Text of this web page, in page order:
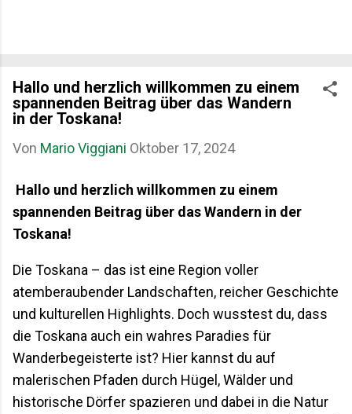
Hallo und herzlich willkommen zu einem
spannenden Beitrag über das Wandern
in der Toskana!
Von Mario Viggiani Oktober 17, 2024
Hallo und herzlich willkommen zu einem
spannenden Beitrag über das Wandern in der
Toskana!
Die Toskana – das ist eine Region voller
atemberaubender Landschaften, reicher Geschichte
und kulturellen Highlights. Doch wusstest du, dass
die Toskana auch ein wahres Paradies für
Wanderbegeisterte ist? Hier kannst du auf
malerischen Pfaden durch Hügel, Wälder und
historische Dörfer spazieren und dabei in die Natur